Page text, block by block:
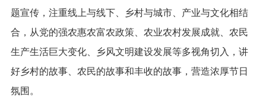
题宣传，注重线上与线下、乡村与城市、产业与文化相结
合，从党的强农惠农富农政策、农业农村发展成就、农民
生产生活巨大变化、乡风文明建设发展等多视角切入，讲
好乡村的故事、农民的故事和丰收的故事，营造浓厚节日
氛围。